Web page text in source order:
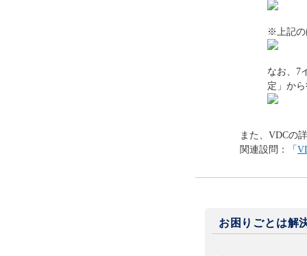
※上記の
なお、7
定」か
また、VDCの
関連設問：「
お困りごとは解